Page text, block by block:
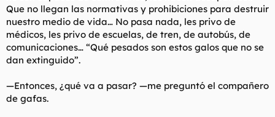
Que no llegan las normativas y prohibiciones para destruir
nuestro medio de vida… No pasa nada, les privo de
médicos, les privo de escuelas, de tren, de autobús, de
comunicaciones… “Qué pesados son estos galos que no se
dan extinguido”.
—Entonces, ¿qué va a pasar? —me preguntó el compañero
de gafas.